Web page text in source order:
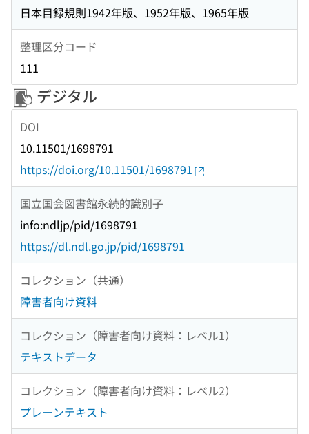
日本目録規則1942年版、1952年版、1965年版
整理区分コード
111
デジタル
DOI
10.11501/1698791
https://doi.org/10.11501/1698791
国立国会図書館永続的識別子
info:ndljp/pid/1698791
https://dl.ndl.go.jp/pid/1698791
コレクション（共通）
障害者向け資料
コレクション（障害者向け資料：レベル1）
テキストデータ
コレクション（障害者向け資料：レベル2）
プレーンテキスト